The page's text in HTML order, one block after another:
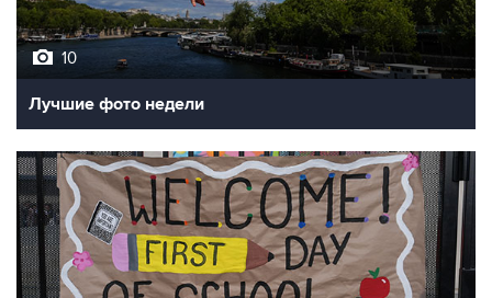
10
Лучшие фото недели